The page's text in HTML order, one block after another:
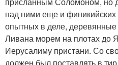
над ними еще и финикийских
опытных в деле, деревянные
Ливана морем на плотах
Иерусалиму пристани. Со
должен был поставлять в